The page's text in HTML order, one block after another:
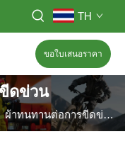
TH
ขอใบเสนอราคา
ดข่วน
ผ้าทนทานต่อการขีดข่วน